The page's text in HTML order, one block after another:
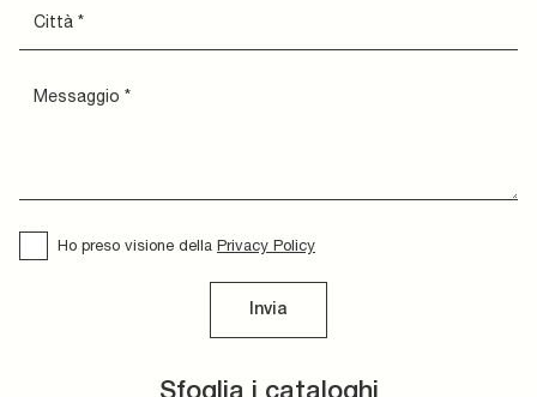
Sfoglia i cataloghi
Ho preso visione della Privacy Policy
Invia